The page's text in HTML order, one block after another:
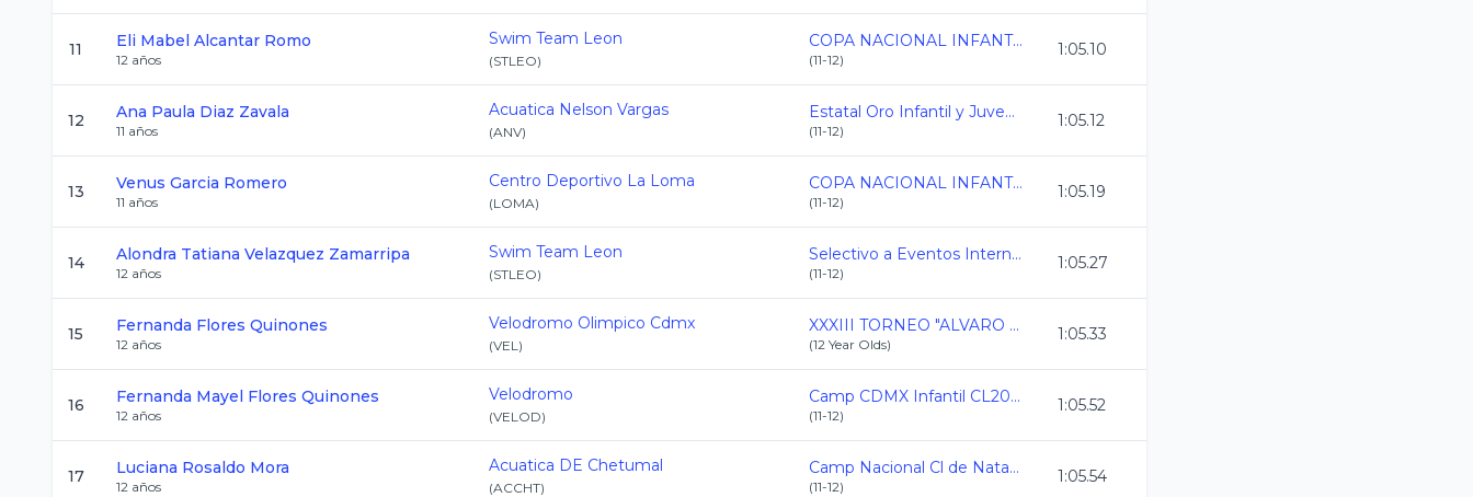
11 Eli Mabel Alcantar Romo
12 años
Swim Team Leon
(STLEO)
COPA NACIONAL INFANTIL AMDETNA
(11-12)
1:05.10
12 Ana Paula Diaz Zavala
11 años
Acuatica Nelson Vargas
(ANV)
Estatal Oro Infantil y Juvenil C.L. 2024-2025
(11-12)
1:05.12
13 Venus Garcia Romero
11 años
Centro Deportivo La Loma
(LOMA)
COPA NACIONAL INFANTIL AMDETNA
(11-12)
1:05.19
14 Alondra Tatiana Velazquez Zamarripa
12 años
Swim Team Leon
(STLEO)
Selectivo a Eventos Internacionales
(11-12)
1:05.27
15 Fernanda Flores Quinones
12 años
Velodromo Olimpico Cdmx
(VEL)
XXXIII TORNEO "ALVARO ARMAS"
(12 Year Olds)
1:05.33
16 Fernanda Mayel Flores Quinones
12 años
Velodromo
(VELOD)
Camp CDMX Infantil CL2025
(11-12)
1:05.52
17 Luciana Rosaldo Mora
12 años
Acuatica DE Chetumal
(ACCHT)
Camp Nacional Cl de Natacion y Aguas Abiertas
(11-12)
1:05.54